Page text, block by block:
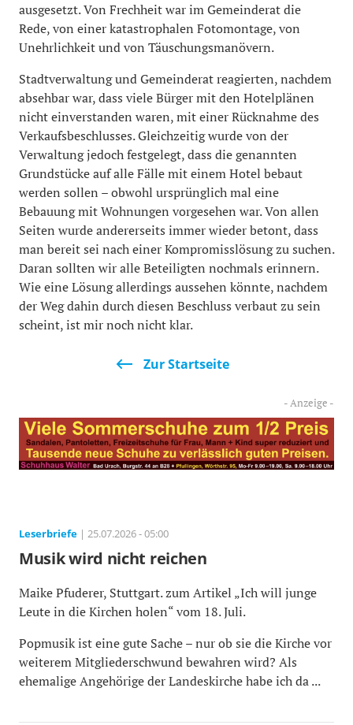
ausgesetzt. Von Frechheit war im Gemeinderat die
Rede, von einer katastrophalen Fotomontage, von
Unehrlichkeit und von Täuschungsmanövern.
Stadtverwaltung und Gemeinderat reagierten, nachdem
absehbar war, dass viele Bürger mit den Hotelplänen
nicht einverstanden waren, mit einer Rücknahme des
Verkaufsbeschlusses. Gleichzeitig wurde von der
Verwaltung jedoch festgelegt, dass die genannten
Grundstücke auf alle Fälle mit einem Hotel bebaut
werden sollen – obwohl ursprünglich mal eine
Bebauung mit Wohnungen vorgesehen war. Von allen
Seiten wurde andererseits immer wieder betont, dass
man bereit sei nach einer Kompromisslösung zu suchen.
Daran sollten wir alle Beteiligten nochmals erinnern.
Wie eine Lösung allerdings aussehen könnte, nachdem
der Weg dahin durch diesen Beschluss verbaut zu sein
scheint, ist mir noch nicht klar.
Zur Startseite
Leserbriefe | 25.07.2026 - 05:00
Musik wird nicht reichen
Maike Pfuderer, Stuttgart. zum Artikel „Ich will junge
Leute in die Kirchen holen“ vom 18. Juli.
Popmusik ist eine gute Sache – nur ob sie die Kirche vor
weiterem Mitgliederschwund bewahren wird? Als
ehemalige Angehörige der Landeskirche habe ich da ...